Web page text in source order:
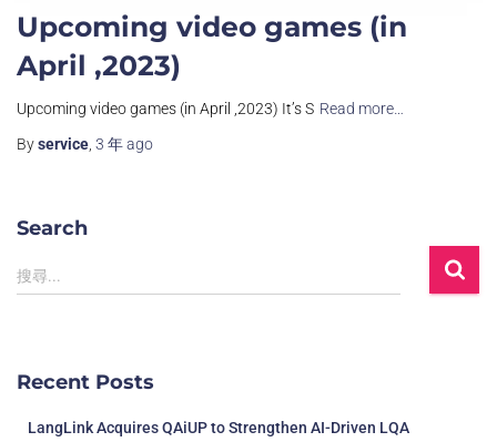
Upcoming video games (in
April ,2023)
Upcoming video games (in April ,2023) It’s S Read more…
Byservice 3 年ago
Search
搜尋...
Recent Posts
LangLink Acquires QAiUP to Strengthen AI-Driven LQA